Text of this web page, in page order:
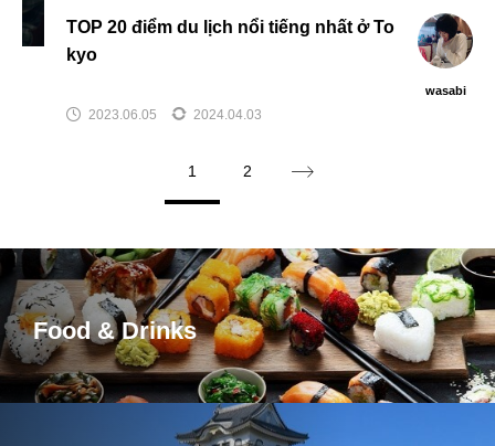
TOP 20 điểm du lịch nổi tiếng nhất ở To
kyo
wasabi
2023.06.05 2024.04.03
1 2
Food & Drinks